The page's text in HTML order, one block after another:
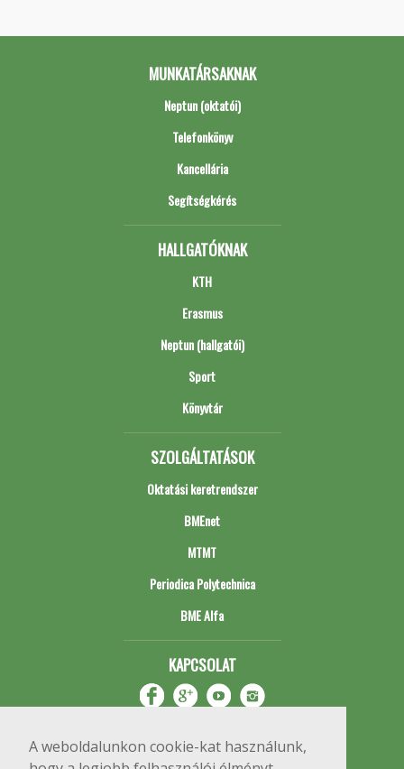
A weboldalunkon cookie-kat használunk,
MUNKATÁRSAKNAK
Neptun (oktatói)
Telefonkönyv
Kancellária
Segítségkérés
HALLGATÓKNAK
KTH
Erasmus
Neptun (hallgatói)
Sport
Könyvtár
SZOLGÁLTATÁSOK
Oktatási keretrendszer
BMEnet
MTMT
Periodica Polytechnica
BME Alfa
KAPCSOLAT